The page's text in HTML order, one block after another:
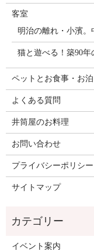
客室
明治の離れ・小濱。
猫と遊べる！築90
ペットとお食事・お泊
よくある質問
井筒屋のお料理
お問い合わせ
プライバシーポリシー
サイトマップ
イベント案内